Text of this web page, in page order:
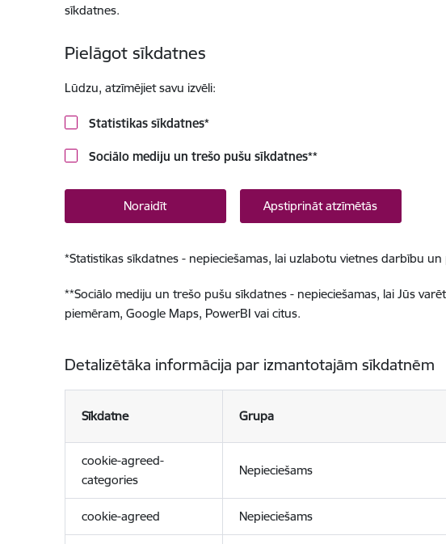
sīkdatnes.
Pielāgot sīkdatnes
Lūdzu, atzīmējiet savu izvēli:
Statistikas sīkdatnes*
Sociālo mediju un trešo pušu sīkdatnes**
Noraidīt Apstiprināt atzīmētās
*Statistikas sīkdatnes - nepieciešamas, lai uzlabotu vietnes darbību
**Sociālo mediju un trešo pušu sīkdatnes - nepieciešamas, lai Jūs
piemēram, Google Maps, PowerBI vai citus.
Detalizētāka informācija par izmantotajām sīkdatnēm
Sīkdatne Grupa
cookie-agreed-
categories
Nepieciešams
cookie-agreed Nepieciešams